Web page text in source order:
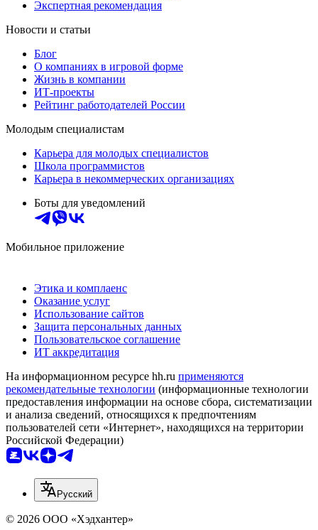
Экспертная рекомендация
Новости и статьи
Блог
О компаниях в игровой форме
Жизнь в компании
ИТ-проекты
Рейтинг работодателей России
Молодым специалистам
Карьера для молодых специалистов
Школа программистов
Карьера в некоммерческих организациях
Боты для уведомлений
Мобильное приложение
Этика и комплаенс
Оказание услуг
Использование сайтов
Защита персональных данных
Пользовательское соглашение
ИТ аккредитация
На информационном ресурсе hh.ru применяются
рекомендательные технологии (информационные технологии
предоставления информации на основе сбора, систематизации
и анализа сведений, относящихся к предпочтениям
пользователей сети «Интернет», находящихся на территории
Российской Федерации)
Русский
© 2026 ООО «Хэдхантер»